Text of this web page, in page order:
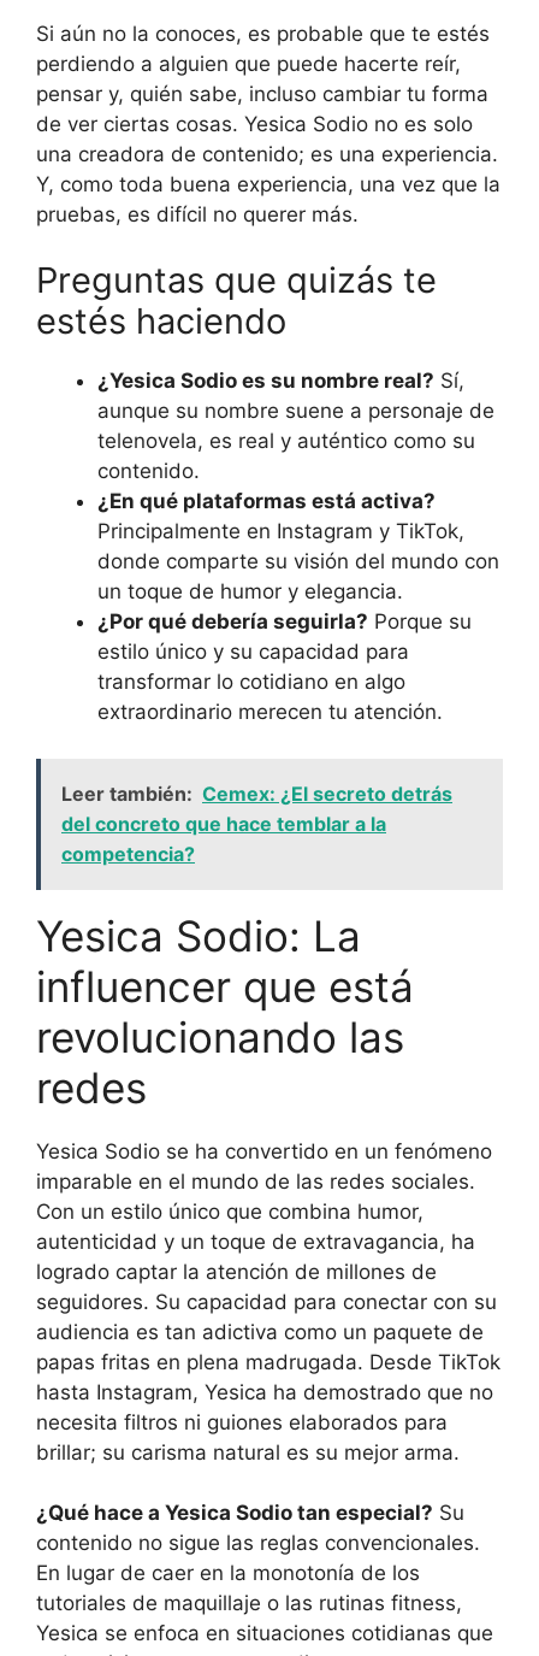
Si aún no la conoces, es probable que te estés
perdiendo a alguien que puede hacerte reír,
pensar y, quién sabe, incluso cambiar tu forma
de ver ciertas cosas. Yesica Sodio no es solo
una creadora de contenido; es una experiencia.
Y, como toda buena experiencia, una vez que la
pruebas, es difícil no querer más.
Preguntas que quizás te
estés haciendo
¿Yesica Sodio es su nombre real? Sí,
aunque su nombre suene a personaje de
telenovela, es real y auténtico como su
contenido.
¿En qué plataformas está activa?
Principalmente en Instagram y TikTok,
donde comparte su visión del mundo con
un toque de humor y elegancia.
¿Por qué debería seguirla? Porque su
estilo único y su capacidad para
transformar lo cotidiano en algo
extraordinario merecen tu atención.
Leer también: Cemex: ¿El secreto detrás
del concreto que hace temblar a la
competencia?
Yesica Sodio: La
influencer que está
revolucionando las
redes
Yesica Sodio se ha convertido en un fenómeno
imparable en el mundo de las redes sociales.
Con un estilo único que combina humor,
autenticidad y un toque de extravagancia, ha
logrado captar la atención de millones de
seguidores. Su capacidad para conectar con su
audiencia es tan adictiva como un paquete de
papas fritas en plena madrugada. Desde TikTok
hasta Instagram, Yesica ha demostrado que no
necesita filtros ni guiones elaborados para
brillar; su carisma natural es su mejor arma.
¿Qué hace a Yesica Sodio tan especial? Su
contenido no sigue las reglas convencionales.
En lugar de caer en la monotonía de los
tutoriales de maquillaje o las rutinas fitness,
Yesica se enfoca en situaciones cotidianas que